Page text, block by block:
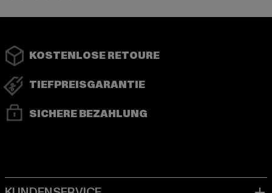
KOSTENLOSE RETOURE
TIEFPREISGARANTIE
SICHERE BEZAHLUNG